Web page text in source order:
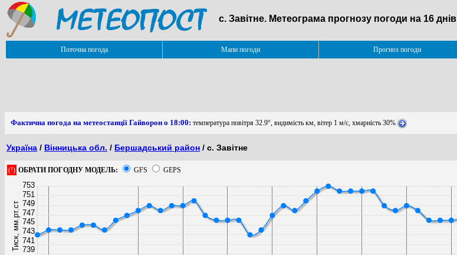
с. Завітне. Метеограма прогнозу погоди на 16 днів
Поточна погода Мапи погоди Прогноз погоди
Фактична погода на метеостанції Гайворон о 18:00: температура повітря 32.9°, видимість км, вітер 1 м/с, хмарність 30%
Україна / Вінницька обл. / Бершадський район / с. Завітне
(!) ОБРАТИ ПОГОДНУ МОДЕЛЬ: GFS GEPS